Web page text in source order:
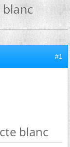
#1
blanc